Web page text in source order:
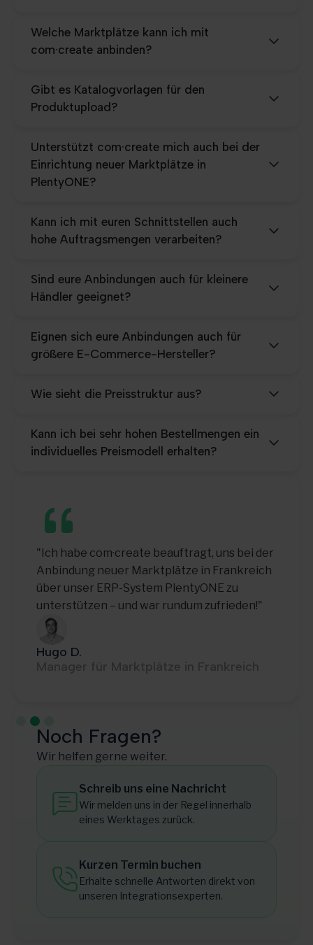
Welche Marktplätze kann ich mit
com·create anbinden?
Gibt es Katalogvorlagen für den
Produktupload?
Unterstützt com·create mich auch bei der
Einrichtung neuer Marktplätze in
PlentyONE?
Kann ich mit euren Schnittstellen auch
hohe Auftragsmengen verarbeiten?
Sind eure Anbindungen auch für kleinere
Händler geeignet?
Eignen sich eure Anbindungen auch für
größere E-Commerce-Hersteller?
Wie sieht die Preisstruktur aus?
Kann ich bei sehr hohen Bestellmengen ein
individuelles Preismodell erhalten?
"Mit com·create haben wir einen
zuverlässigen Partner für die schnelle und
reibungslose Anbindung neuer Marktplätze"
Thomas E.
Noch Fragen?
Wir helfen gerne weiter.
Schreib uns eine Nachricht
Wir melden uns in der Regel innerhalb
eines Werktages zurück.
Kurzen Termin buchen
Erhalte schnelle Antworten direkt von
unseren Integrationsexperten.